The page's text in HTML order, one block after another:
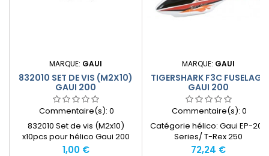
MARQUE: GAUI
832010 SET DE VIS (M2X10)
GAUI 200
Commentaire(s): 0
832010 Set de vis (M2x10)
x10pcs pour hélico Gaui 200
Prix
1,00 €
MARQUE: GAUI
TIGERSHARK F3C FUSELAGE
GAUI 200
Commentaire(s): 0
Catégorie hélico: Gaui EP-200
Series/ T-Rex 250
Prix
72,24 €